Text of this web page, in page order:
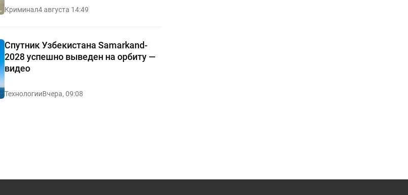
Криминал4 августа 14:49
Спутник Узбекистана Samarkand-
2028 успешно выведен на орбиту —
видео
ТехнологииВчера, 09:08